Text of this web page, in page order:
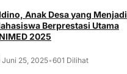
Anak Desa yang Menjadi
Berprestasi Utama
2025
Juni 25, 2025•601 Dilihat